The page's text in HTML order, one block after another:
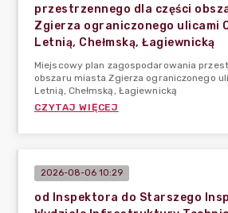
przestrzennego dla części
Zgierza ograniczonego ulicami
Letnią, Chełmską, Łagiewnicką
Miejscowy plan zagospodarowania
obszaru miasta Zgierza ograniczonego
Letnią, Chełmską, Łagiewnicką
CZYTAJ WIĘCEJ
2026-08-06 10:29
od Inspektora do Starszego